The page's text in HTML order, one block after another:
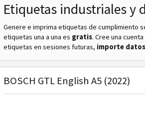
Etiquetas industriales y
Genere e imprima etiquetas de cumplimiento
etiquetas una a una es gratis. Cree una
etiquetas en sesiones futuras, importe
BOSCH GTL English A5 (2022)